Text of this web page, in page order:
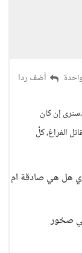
أضف ردا
إن كان
الفراغ، كلٌ
هل هي صادقة ام
صخور